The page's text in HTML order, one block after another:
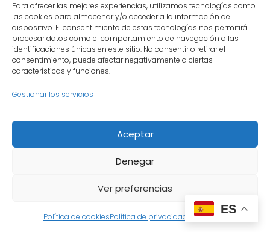
Para ofrecer las mejores experiencias, utilizamos tecnologías como
las cookies para almacenar y/o acceder a la información del
dispositivo. El consentimiento de estas tecnologías nos permitirá
procesar datos como el comportamiento de navegación o las
identificaciones únicas en este sitio. No consentir o retirar el
consentimiento, puede afectar negativamente a ciertas
características y funciones.
Gestionar los servicios
Aceptar
Denegar
Ver preferencias
Política de cookiesPolítica de privacidad Aviso legal
Tienda
Productos
recomendados
Herramientas de
Riego
Información legal
Aviso legal
Política de privacidad
© 2026 MyGardenLive · Cultivando pasión por la
jardinería 🌿
ES